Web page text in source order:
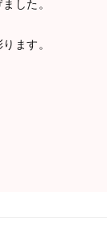
した。
ます。